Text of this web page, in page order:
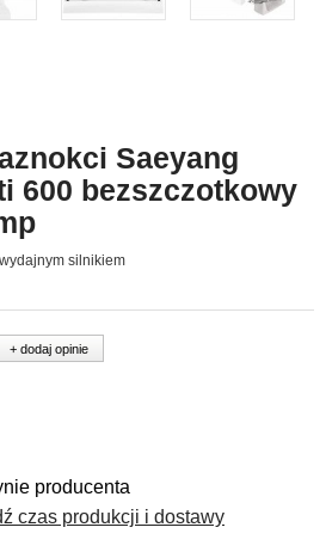
Saeyang
600 bezszczotkowy
silnikiem
+ dodaj opinie
producenta
czas produkcji i dostawy